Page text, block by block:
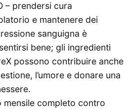
– prendersi cura
e mantenere dei
sanguigna è
bene; gli ingredienti
possono contribuire anche
l’umore e donare una
mensile completo contro